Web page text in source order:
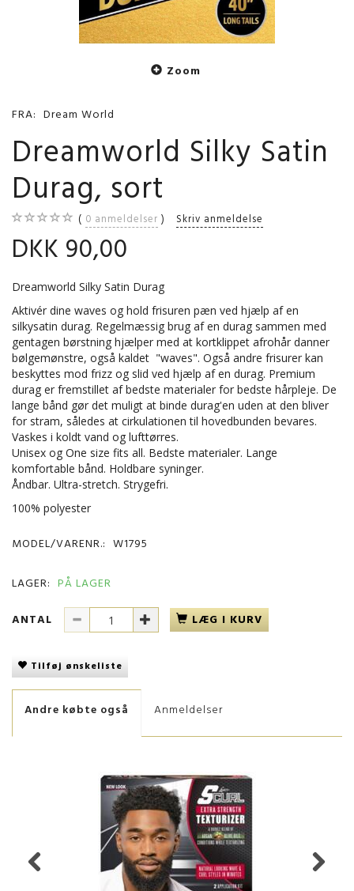
Zoom
FRA: Dream World
Dreamworld Silky Satin
Durag, sort
0 anmeldelser Skriv anmeldelse
DKK 90,00
Dreamworld Silky Satin Durag
Aktivér dine waves og hold frisuren pæn ved hjælp af en
silkysatin durag. Regelmæssig brug af en durag sammen med
gentagen børstning hjælper med at kortklippet afrohår danner
bølgemønstre, også kaldet "waves". Også andre frisurer kan
beskyttes mod frizz og slid ved hjælp af en durag. Premium
durag er fremstillet af bedste materialer for bedste hårpleje. De
lange bånd gør det muligt at binde durag'en uden at den bliver
for stram, således at cirkulationen til hovedbunden bevares.
Vaskes i koldt vand og lufttørres.
Unisex og One size fits all. Bedste materialer. Lange
komfortable bånd. Holdbare syninger.
Åndbar. Ultra-stretch. Strygefri.
100% polyester
MODEL/VARENR.: W1795
LAGER: PÅ LAGER
ANTAL
LÆG I KURV
Tilføj ønskeliste
Andre købte også Anmeldelser